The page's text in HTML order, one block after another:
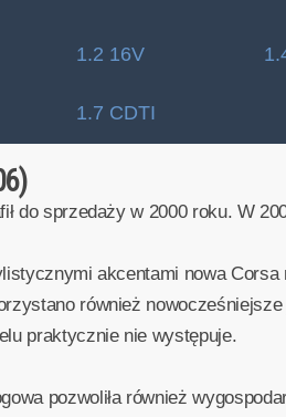
1.2 16V
1.7 CDTI
do sprzedaży w 2000 roku. W
akcentami nowa Corsa
również
praktycznie nie występuje.
pozwoliła również